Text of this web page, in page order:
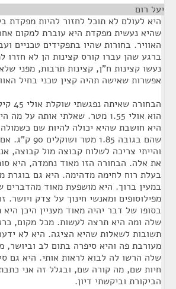
יעל רום
היא לעולם לא תוכל לחזור להיות מפקדת
שהיא נעשית מפקדת היא עוברת למקום
האוויר. בחורות שהיו בתפקידים טכניים
ברגע שהן עברו קורס קצינות הן לא חזרו
נעשו קצינות ח"ן, קצינות תרבות, מפני
אפשרות שאישה תהיה קצין טכני בחיל
הוא אולי 1.55 מטר. שאלתי אותה
היא חושבת שהיא יכולה להיות שם כשמולה
שהם בגובה 1.85
והייתי צריכה לשלוח קבוצה מול קבוצה,
את אלה. הבחורה הזו מאוד נחמדה, היא
בעלת רוח לחימה מדהימה. היא גם בוגרת
במעין ברוך. היא מושפעת מאוד
מפילוסופים ומאנשי חינוך על צדק
בסופו של דבר יהיה מאוד מעניין היכן
שלה ומה היא תרצה לעשות. מכל מקום,
תשובות לשאלות שהיא הציגה. היא לא
מעורבת פה והיא סיפרה בתום לב
שלה הרשו לה לבוא לראות אותי. היא גם
חיות שם, מה קורה שם, ובגלל זה אני
הביקורת וביקשתי דיון.